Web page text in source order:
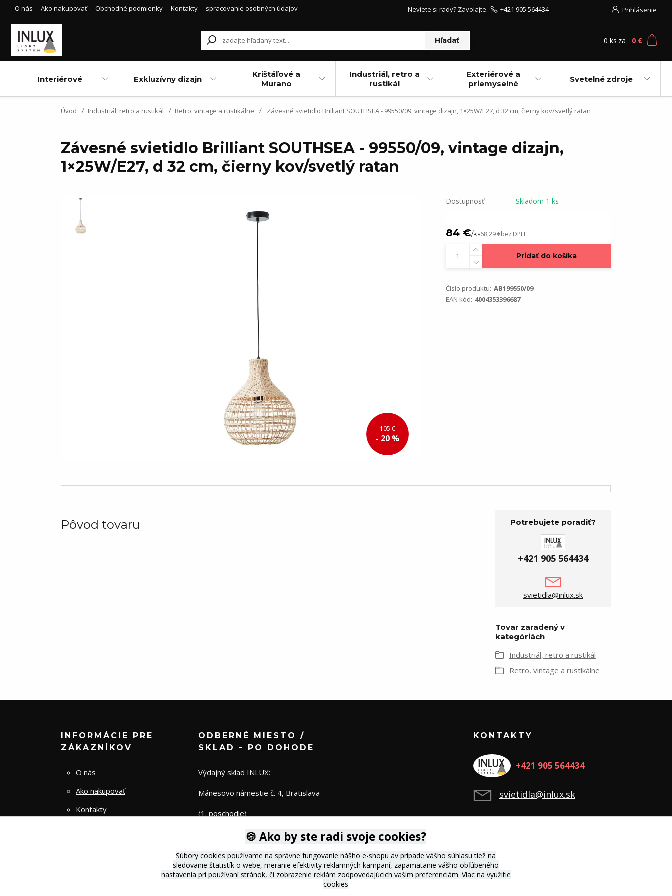
O nás Ako nakupovať Obchodné podmienky Kontakty spracovanie osobných údajov Prihlásenie
Hľadať
Neviete si rady? Zavolajte. +421 905 564434
0 ks za 0 €
Interiérové Exkluzívny dizajn
Krištáľové a
Murano
Industriál, retro a
rustikál
Exteriérové a
priemyselné
Svetelné zdroje
Úvod Industriál, retro a rustikál Retro, vintage a rustikálne Závesné svietidlo Brilliant SOUTHSEA - 99550/09, vintage dizajn, 1×25W/E27, d 32 cm, čierny kov/svetlý ratan
Závesné svietidlo Brilliant SOUTHSEA - 99550/09, vintage dizajn,
1×25W/E27, d 32 cm, čierny kov/svetlý ratan
105 €
- 20 %
Dostupnosť Skladom 1 ks
84 €/ks68,29 €bez DPH
Pridať do košíka
Číslo produktu: AB199550/09
EAN kód: 4004353396687
Pôvod tovaru Potrebujete poradiť?
+421 905 564434
svietidla@inlux.sk
Tovar zaradený v
kategóriách
Industriál, retro a rustikál
Retro, vintage a rustikálne
INFORMÁCIE PRE
ZÁKAZNÍKOV
O nás
Ako nakupovať
Kontakty
ODBERNÉ MIESTO /
SKLAD - PO DOHODE
Výdajný sklad INLUX:
Mánesovo námestie č. 4, Bratislava
(1. poschodie)
KONTAKTY
+421 905 564434
svietidla@inlux.sk
🍪 Ako by ste radi svoje cookies?
Súbory cookies používame na správne fungovanie nášho e-shopu av prípade vášho súhlasu tiež na
sledovanie štatistík o webe, meranie efektivity reklamných kampaní, zapamätanie vášho obľúbeného
nastavenia pri používaní stránok, či zobrazenie reklám zodpovedajúcich vašim preferenciám. Viac na využitie
cookies